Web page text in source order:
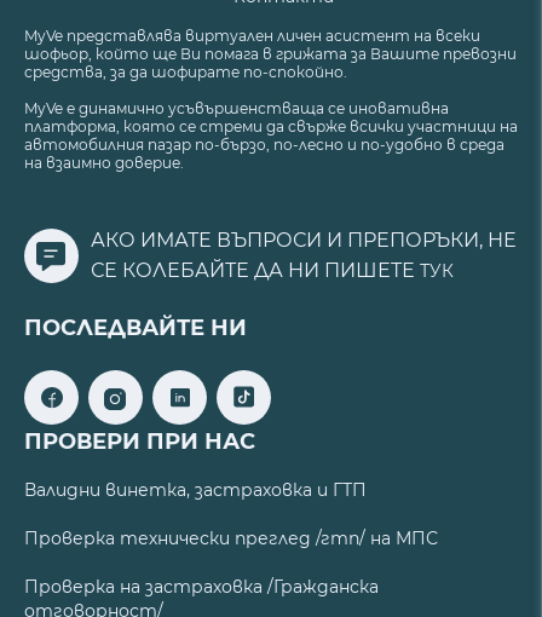
MyVe представлява виртуален личен асистент на всеки
шофьор, който ще Ви помага в грижата за Вашите превозни
средства, за да шофирате по-спокойно.
MyVe е динамично усъвършенстваща се иновативна
платформа, която се стреми да свърже всички участници на
автомобилния пазар по-бързо, по-лесно и по-удобно в среда
на взаимно доверие.
АКО ИМАТЕ ВЪПРОСИ И ПРЕПОРЪКИ, НЕ
СЕ КОЛЕБАЙТЕ ДА НИ ПИШЕТЕ ТУК
ПОСЛЕДВАЙТЕ НИ
ПРОВЕРИ ПРИ НАС
Валидни винетка, застраховка и ГТП
Проверка технически преглед /гтп/ на МПС
Проверка на застраховка /Гражданска
отговорност/